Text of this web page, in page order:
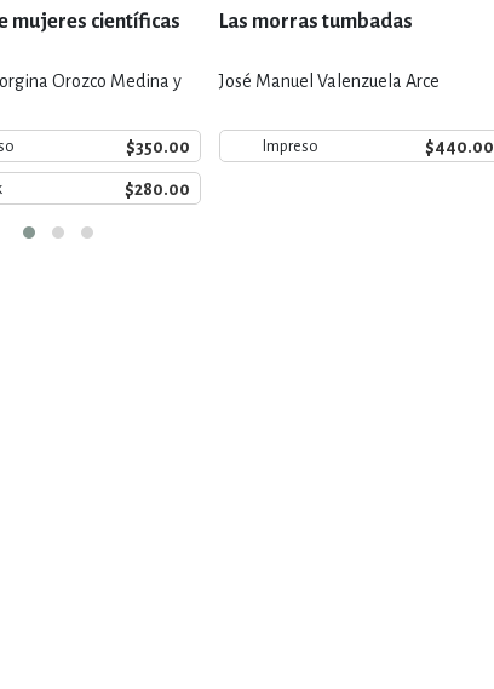
mujeres científicas
Orozco Medina y
$350.00
$280.00
Las morras tumbadas
José Manuel Valenzuela Arce
Impreso $440.00